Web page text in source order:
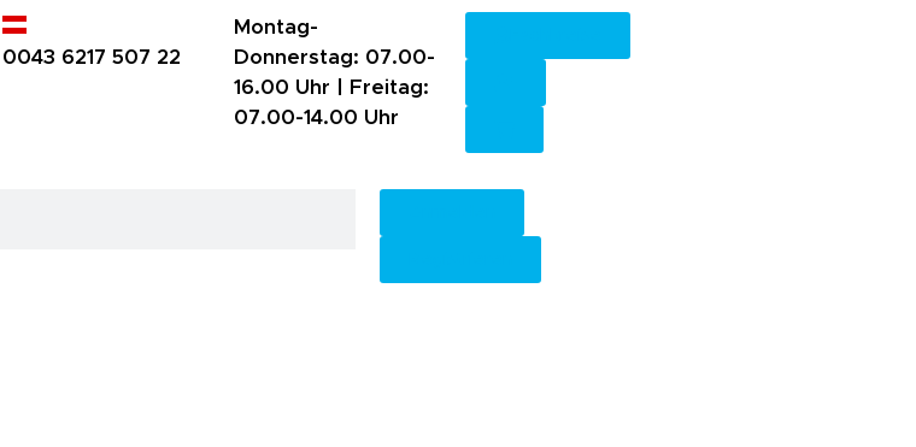
0043 6217 507 22
Montag-
Donnerstag: 07.00-
16.00 Uhr |
Freitag:
07.00-14.00 Uhr